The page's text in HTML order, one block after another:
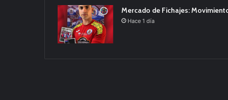
Mercado de Fichajes:
Hace 1 día